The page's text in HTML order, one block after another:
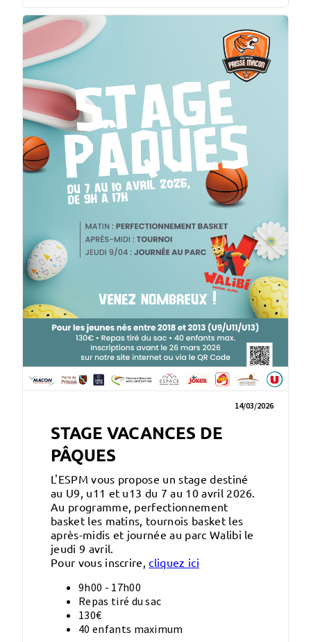
14/03/2026
STAGE VACANCES DE
PÂQUES
L'ESPM vous propose un stage destiné
au U9, u11 et u13 du 7 au 10 avril 2026.
Au programme, perfectionnement
basket les matins, tournois basket les
après-midis et journée au parc Walibi le
jeudi 9 avril.
Pour vous inscrire,cliquez ici
9h00 - 17h00
Repas tiré du sac
130€
40 enfants maximum